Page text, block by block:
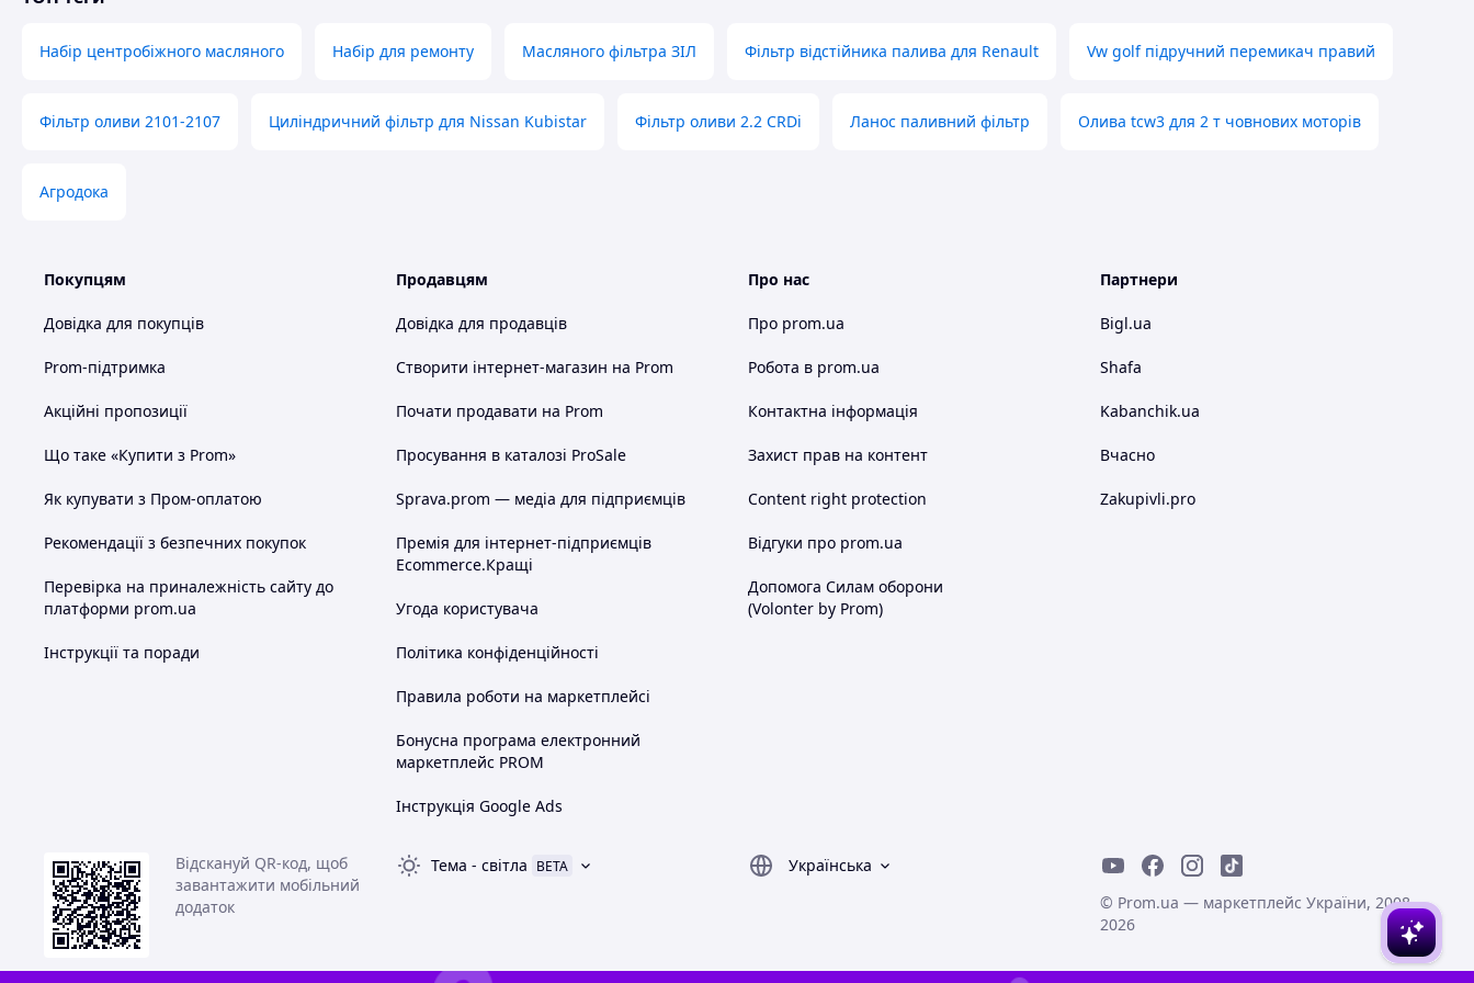
Набір центробіжного масляного Набір для ремонту Масляного фільтра ЗІЛ Фільтр відстійника палива для Renault Vw golf підручний перемикач правий
Фільтр оливи 2101-2107 Циліндричний фільтр для Nissan Kubistar Фільтр оливи 2.2 CRDi Ланос паливний фільтр Олива tcw3 для 2 т човнових моторів
Агродока
Покупцям
Довідка для покупців
Prom-підтримка
Акційні пропозиції
Що таке «Купити з Prom»
Як купувати з Пром-оплатою
Рекомендації з безпечних покупок
Перевірка на приналежність сайту до
платформи prom.ua
Інструкції та поради
Продавцям
Довідка для продавців
Створити інтернет-магазин на Prom
Почати продавати на Prom
Просування в каталозі ProSale
Sprava.prom — медіа для підприємців
Премія для інтернет-підприємців
Ecommerce.Кращі
Угода користувача
Політика конфіденційності
Правила роботи на маркетплейсі
Бонусна програма електронний
маркетплейс PROM
Інструкція Google Ads
Про нас
Про prom.ua
Робота в prom.ua
Контактна інформація
Захист прав на контент
Content right protection
Відгуки про prom.ua
Допомога Силам оборони
(Volonter by Prom)
Партнери
Bigl.ua
Shafa
Kabanchik.ua
Вчасно
Zakupivli.pro
Відскануй QR-код, щоб
завантажити мобільний
додаток
Тема - світла BETA
Українська
© Prom.ua — маркетплейс України, 2008-
2026